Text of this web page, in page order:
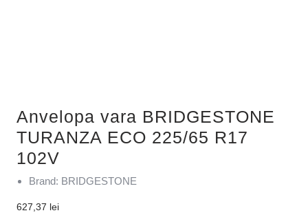
Anvelopa vara BRIDGESTONE
TURANZA ECO 225/65 R17
102V
Brand: BRIDGESTONE
627,37 lei